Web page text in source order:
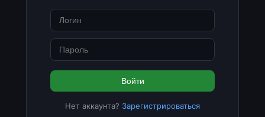
Войти
Нет аккаунта? Зарегистрироваться